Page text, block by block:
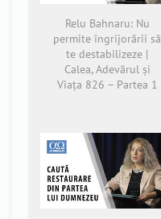
Relu Bahnaru: Nu
permite îngrijorării să
te destabilizeze |
Calea, Adevărul și
Viața 826 – Partea 1